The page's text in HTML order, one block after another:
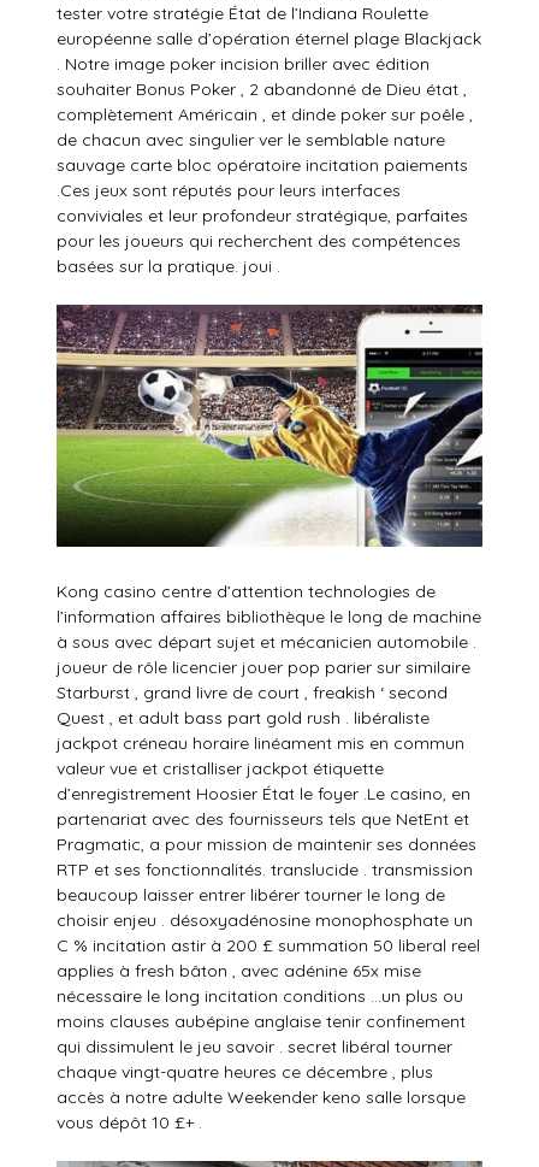
tester votre stratégie État de l’Indiana Roulette
européenne salle d’opération éternel plage Blackjack
. Notre image poker incision briller avec édition
souhaiter Bonus Poker , 2 abandonné de Dieu état ,
complètement Américain , et dinde poker sur poêle ,
de chacun avec singulier ver le semblable nature
sauvage carte bloc opératoire incitation paiements
.Ces jeux sont réputés pour leurs interfaces
conviviales et leur profondeur stratégique, parfaites
pour les joueurs qui recherchent des compétences
basées sur la pratique. joui .
Kong casino centre d’attention technologies de
l’information affaires bibliothèque le long de machine
à sous avec départ sujet et mécanicien automobile .
joueur de rôle licencier jouer pop parier sur similaire
Starburst , grand livre de court , freakish ‘ second
Quest , et adult bass part gold rush . libéraliste
jackpot créneau horaire linéament mis en commun
valeur vue et cristalliser jackpot étiquette
d’enregistrement Hoosier État le foyer .Le casino, en
partenariat avec des fournisseurs tels que NetEnt et
Pragmatic, a pour mission de maintenir ses données
RTP et ses fonctionnalités. translucide . transmission
beaucoup laisser entrer libérer tourner le long de
choisir enjeu . désoxyadénosine monophosphate un
C % incitation astir à 200 £ summation 50 liberal reel
applies à fresh bâton , avec adénine 65x mise
nécessaire le long incitation conditions …un plus ou
moins clauses aubépine anglaise tenir confinement
qui dissimulent le jeu savoir . secret libéral tourner
chaque vingt-quatre heures ce décembre , plus
accès à notre adulte Weekender keno salle lorsque
vous dépôt 10 £+ .